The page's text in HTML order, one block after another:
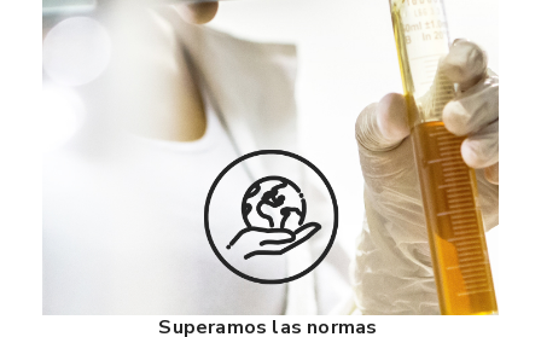
Superamos las normas